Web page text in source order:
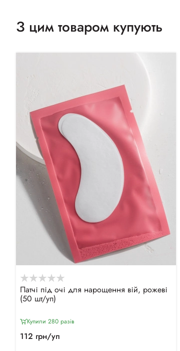
З цим товаром купують
Патчі під очі для нарощення вій, рожеві
(50 шт/уп)
Купили 280 разiв
112 грн/уп